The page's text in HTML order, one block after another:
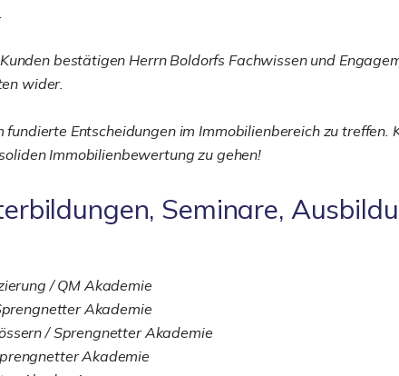
bestätigen Herrn Boldorfs Fachwissen und
wider.
Entscheidungen im Immobilienbereich zu treffen.
Immobilienbewertung zu gehen!
Seminare,
/ QM Akademie
Akademie
/ Sprengnetter Akademie
Akademie